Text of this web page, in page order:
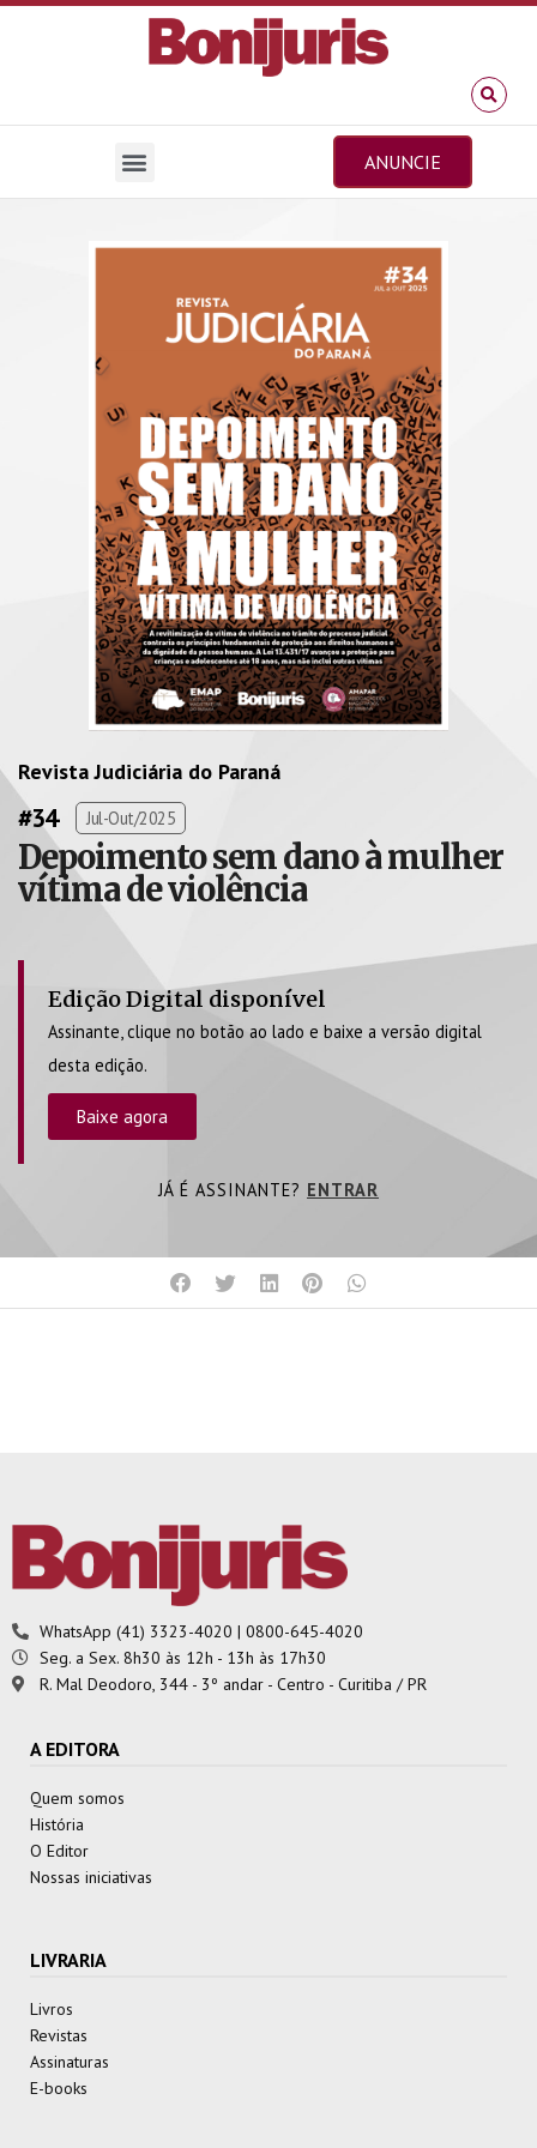
ANUNCIE
Revista Judiciária do Paraná
#34 Jul-Out/2025
Depoimento sem dano à mulher
vítima de violência
Edição Digital disponível
Assinante, clique no botão ao lado e baixe a versão digital
desta edição.
Baixe agora
JÁ É ASSINANTE? ENTRAR
WhatsApp (41) 3323-4020 | 0800-645-4020
Seg. a Sex. 8h30 às 12h - 13h às 17h30
R. Mal Deodoro, 344 - 3º andar - Centro - Curitiba / PR
A EDITORA
Quem somos
História
O Editor
Nossas iniciativas
LIVRARIA
Livros
Revistas
Assinaturas
E-books